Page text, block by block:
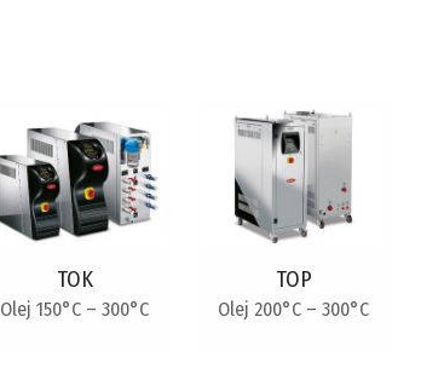
TOK
Olej 150°C – 300°C
TOP
Olej 200°C – 300°C